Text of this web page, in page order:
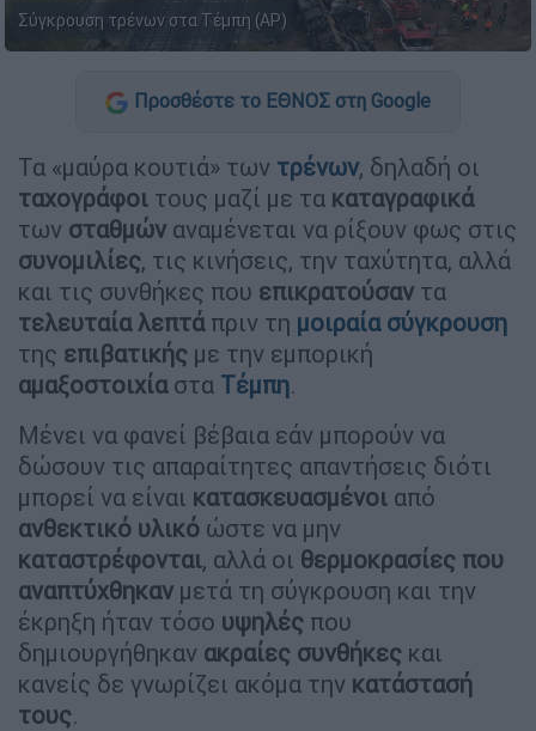
Σύγκρουση τρένων στα Τέμπη (AP)
Προσθέστε το ΕΘΝΟΣ στη Google
Τα «μαύρα κουτιά» των τρένων, δηλαδή οι
ταχογράφοι τους μαζί με τα καταγραφικά
των σταθμών αναμένεται να ρίξουν φως στις
συνομιλίες, τις κινήσεις, την ταχύτητα, αλλά
και τις συνθήκες που επικρατούσαν τα
τελευταία λεπτάπριν τη μοιραία σύγκρουση
της επιβατικής με την εμπορική
αμαξοστοιχίαστα Τέμπη.
Μένει να φανεί βέβαια εάν μπορούν να
δώσουν τις απαραίτητες απαντήσεις διότι
μπορεί να είναι κατασκευασμένοι από
ανθεκτικό υλικό ώστε να μην
καταστρέφονται, αλλά οι θερμοκρασίες που
αναπτύχθηκαν μετά τη σύγκρουση και την
έκρηξη ήταν τόσο υψηλές που
δημιουργήθηκαν ακραίες συνθήκες και
κανείς δε γνωρίζει ακόμα την κατάστασή
τους.